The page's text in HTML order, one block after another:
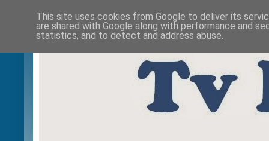
This site uses cookies from Google to deliver its
are shared with Google along with performance and
statistics, and to detect and address abuse.